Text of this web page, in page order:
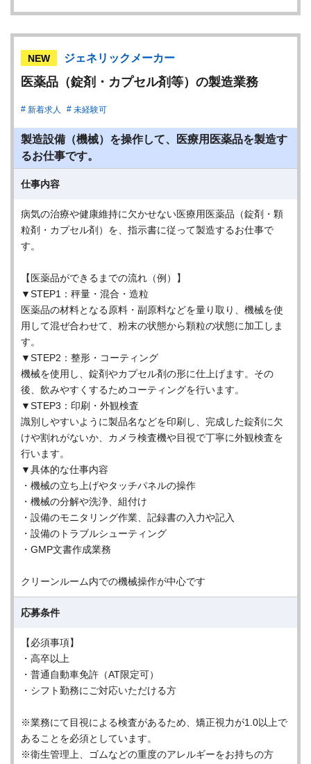
NEW ジェネリックメーカー
医薬品（錠剤・カプセル剤等）の製造業務
新着求人 未経験可
製造設備（機械）を操作して、医療用医薬品を製造す
るお仕事です。
仕事内容
病気の治療や健康維持に欠かせない医療用医薬品（錠剤・顆
粒剤・カプセル剤）を、指示書に従って製造するお仕事で
す。
【医薬品ができるまでの流れ（例）】
▼STEP1：秤量・混合・造粒
医薬品の材料となる原料・副原料などを量り取り、機械を使
用して混ぜ合わせて、粉末の状態から顆粒の状態に加工しま
す。
▼STEP2：整形・コーティング
機械を使用し、錠剤やカプセル剤の形に仕上げます。その
後、飲みやすくするためコーティングを行います。
▼STEP3：印刷・外観検査
識別しやすいように製品名などを印刷し、完成した錠剤に欠
けや割れがないか、カメラ検査機や目視で丁寧に外観検査を
行います。
▼具体的な仕事内容
・機械の立ち上げやタッチパネルの操作
・機械の分解や洗浄、組付け
・設備のモニタリング作業、記録書の入力や記入
・設備のトラブルシューティング
・GMP文書作成業務
クリーンルーム内での機械操作が中心です
応募条件
【必須事項】
・高卒以上
・普通自動車免許（AT限定可）
・シフト勤務にご対応いただける方
※業務にて目視による検査があるため、矯正視力が1.0以上で
あることを必須としています。
※衛生管理上、ゴムなどの重度のアレルギーをお持ちの方